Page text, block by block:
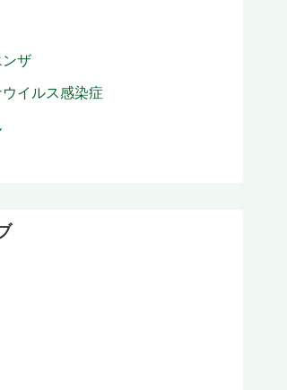
ンザ
イルス感染症